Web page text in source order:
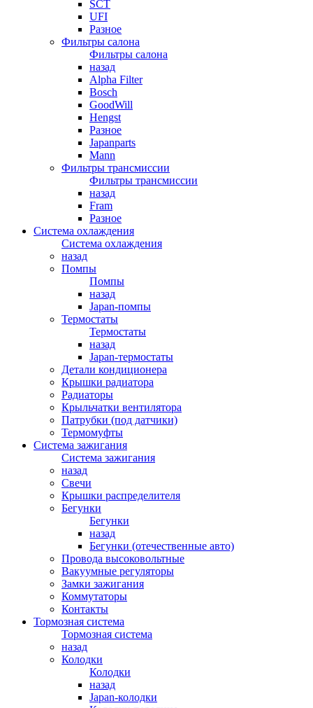
SCT
UFI
Разное
Фильтры салона
Фильтры салона
назад
Alpha Filter
Bosch
GoodWill
Hengst
Разное
Japanparts
Mann
Фильтры трансмиссии
Фильтры трансмиссии
назад
Fram
Разное
Система охлаждения
Система охлаждения
назад
Помпы
Помпы
назад
Japan-помпы
Термостаты
Термостаты
назад
Japan-термостаты
Детали кондиционера
Крышки радиатора
Радиаторы
Крыльчатки вентилятора
Патрубки (под датчики)
Термомуфты
Система зажигания
Система зажигания
назад
Свечи
Крышки распределителя
Бегунки
Бегунки
назад
Бегунки (отечественные авто)
Провода высоковольтные
Вакуумные регуляторы
Замки зажигания
Коммутаторы
Контакты
Тормозная система
Тормозная система
назад
Колодки
Колодки
назад
Japan-колодки